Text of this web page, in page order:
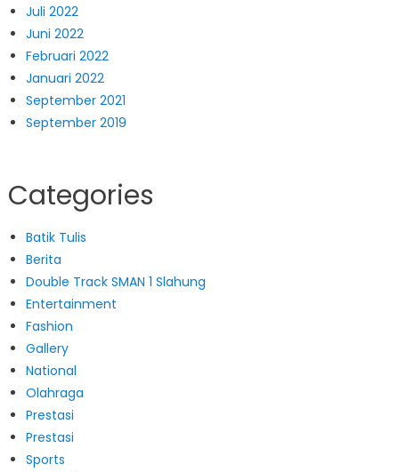
Juli 2022
Juni 2022
Februari 2022
Januari 2022
September 2021
September 2019
Categories
Batik Tulis
Berita
Double Track SMAN 1 Slahung
Entertainment
Fashion
Gallery
National
Olahraga
Prestasi
Prestasi
Sports